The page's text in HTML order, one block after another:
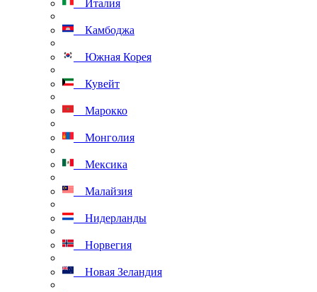
Италия
Камбоджа
Южная Корея
Кувейт
Марокко
Монголия
Мексика
Малайзия
Нидерланды
Норвегия
Новая Зеландия